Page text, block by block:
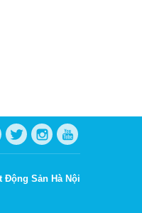
Động Sản Hà Nội